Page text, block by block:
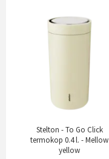
Stelton - To Go Click
termokop 0.4 l. - Mellow
yellow